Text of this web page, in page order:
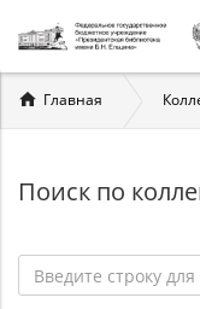
Вы
здесь
Главная
Поиск по